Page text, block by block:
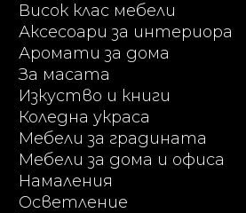
Висок клас мебели
Аксесоари за интериора
Аромати за дома
За масата
Изкуство и книги
Коледна украса
Мебели за градината
Мебели за дома и офиса
Намаления
Осветление